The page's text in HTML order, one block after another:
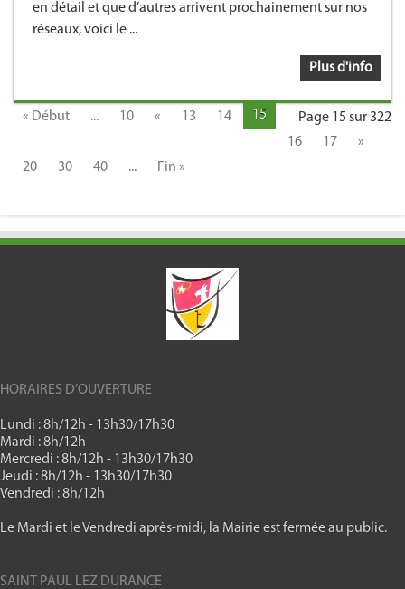
en détail et que d’autres arrivent prochainement sur nos
réseaux, voici le ...
Plus d'info
Page 15 sur 322
« Début ... 10 « 13 14
15
16
17
»
20
30 40 ... Fin »
HORAIRES D’OUVERTURE
Lundi : 8h/12h - 13h30/17h30
Mardi : 8h/12h
Mercredi : 8h/12h - 13h30/17h30
Jeudi : 8h/12h - 13h30/17h30
Vendredi : 8h/12h
Le Mardi et le Vendredi après-midi, la Mairie est fermée au public.
SAINT PAUL LEZ DURANCE